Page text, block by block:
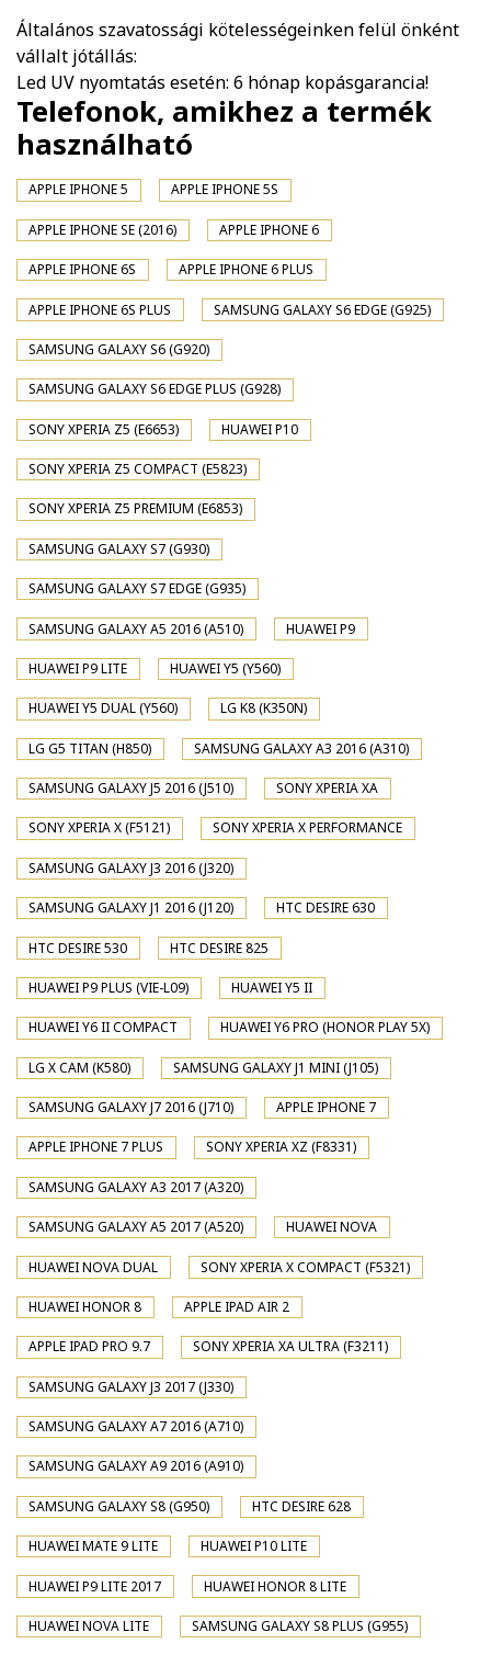
Általános szavatossági kötelességeinken felül önként
vállalt jótállás:
Led UV nyomtatás esetén: 6 hónap kopásgarancia!
Telefonok, amikhez a termék
használható
APPLE IPHONE 5 APPLE IPHONE 5S
APPLE IPHONE SE (2016) APPLE IPHONE 6
APPLE IPHONE 6S APPLE IPHONE 6 PLUS
APPLE IPHONE 6S PLUS SAMSUNG GALAXY S6 EDGE (G925)
SAMSUNG GALAXY S6 (G920)
SAMSUNG GALAXY S6 EDGE PLUS (G928)
SONY XPERIA Z5 (E6653) HUAWEI P10
SONY XPERIA Z5 COMPACT (E5823)
SONY XPERIA Z5 PREMIUM (E6853)
SAMSUNG GALAXY S7 (G930)
SAMSUNG GALAXY S7 EDGE (G935)
SAMSUNG GALAXY A5 2016 (A510) HUAWEI P9
HUAWEI P9 LITE HUAWEI Y5 (Y560)
HUAWEI Y5 DUAL (Y560) LG K8 (K350N)
LG G5 TITAN (H850) SAMSUNG GALAXY A3 2016 (A310)
SAMSUNG GALAXY J5 2016 (J510) SONY XPERIA XA
SONY XPERIA X (F5121) SONY XPERIA X PERFORMANCE
SAMSUNG GALAXY J3 2016 (J320)
SAMSUNG GALAXY J1 2016 (J120) HTC DESIRE 630
HTC DESIRE 530 HTC DESIRE 825
HUAWEI P9 PLUS (VIE-L09) HUAWEI Y5 II
HUAWEI Y6 II COMPACT HUAWEI Y6 PRO (HONOR PLAY 5X)
LG X CAM (K580) SAMSUNG GALAXY J1 MINI (J105)
SAMSUNG GALAXY J7 2016 (J710) APPLE IPHONE 7
APPLE IPHONE 7 PLUS SONY XPERIA XZ (F8331)
SAMSUNG GALAXY A3 2017 (A320)
SAMSUNG GALAXY A5 2017 (A520) HUAWEI NOVA
HUAWEI NOVA DUAL SONY XPERIA X COMPACT (F5321)
HUAWEI HONOR 8 APPLE IPAD AIR 2
APPLE IPAD PRO 9.7 SONY XPERIA XA ULTRA (F3211)
SAMSUNG GALAXY J3 2017 (J330)
SAMSUNG GALAXY A7 2016 (A710)
SAMSUNG GALAXY A9 2016 (A910)
SAMSUNG GALAXY S8 (G950) HTC DESIRE 628
HUAWEI MATE 9 LITE HUAWEI P10 LITE
HUAWEI P9 LITE 2017 HUAWEI HONOR 8 LITE
HUAWEI NOVA LITE SAMSUNG GALAXY S8 PLUS (G955)